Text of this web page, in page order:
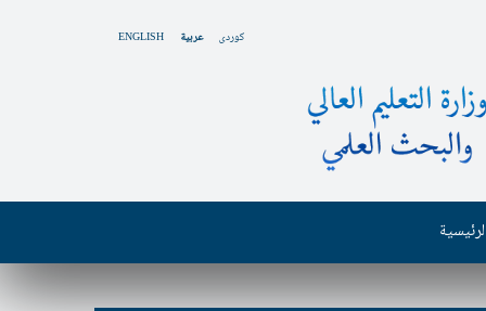
ENGLISH عربية کوردی